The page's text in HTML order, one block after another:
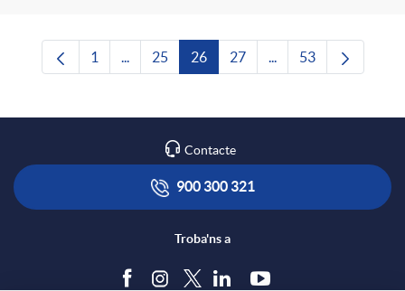
Pàgina
1 ...Pàgines intermèdies Utilitzeu TAB per
Pàgina
25 Pàgina
26 Pàgina
27 ...Pàgines intermèdies
Pàgina
53
Contacte
900 300 321
Troba'ns a